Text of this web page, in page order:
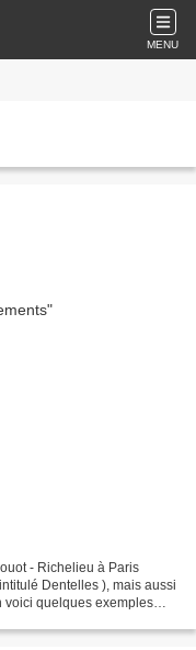
MENU
- Richelieu à Paris
Dentelles ), mais aussi
voici quelques exemples